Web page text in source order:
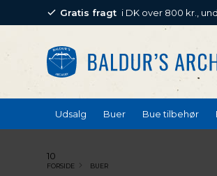
Gratis fragt i DK over 800 kr.,
Udsalg Buer Bue tilbehør
10
FORSIDE BUER